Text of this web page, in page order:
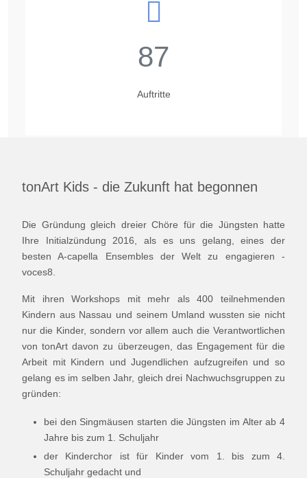
87
Auftritte
tonArt Kids - die Zukunft hat begonnen
Die Gründung gleich dreier Chöre für die Jüngsten hatte
Ihre Initialzündung 2016, als es uns gelang, eines der
besten A-capella Ensembles der Welt zu engagieren -
voces8.
Mit ihren Workshops mit mehr als 400 teilnehmenden
Kindern aus Nassau und seinem Umland wussten sie nicht
nur die Kinder, sondern vor allem auch die Verantwortlichen
von tonArt davon zu überzeugen, das Engagement für die
Arbeit mit Kindern und Jugendlichen aufzugreifen und so
gelang es im selben Jahr, gleich drei Nachwuchsgruppen zu
gründen:
bei den Singmäusen starten die Jüngsten im Alter ab 4
Jahre bis zum 1. Schuljahr
der Kinderchor ist für Kinder vom 1. bis zum 4.
Schuljahr gedacht und